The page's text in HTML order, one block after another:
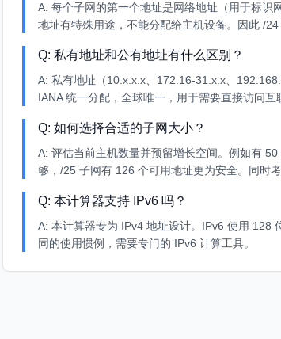
A: 每个子网的第一个地址是网络地址（用于标识
地址有特殊用途，不能分配给主机设备。因此 /
Q: 私有地址和公有地址有什么区别？
A: 私有地址（10.x.x.x、172.16-31.x.x、
IANA 统一分配，全球唯一，用于需要直接访问
Q: 如何选择合适的子网大小？
A: 评估当前主机数量并预留增长空间。例如有
够，/25 子网有 126 个可用地址更为安全。同时
Q: 本计算器支持 IPv6 吗？
A: 本计算器专为 IPv4 地址设计。IPv6 使用 128
同的使用惯例，需要专门的 IPv6 计算工具。